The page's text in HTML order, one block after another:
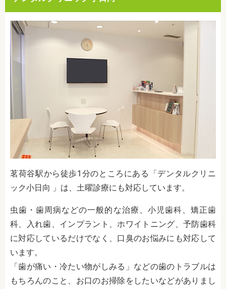
茗荷谷駅から徒歩1分のところにある「デンタルクリニ
ック小日向 」は、土曜診療にも対応しています。
虫歯・歯周病などの一般的な治療、小児歯科、矯正歯
科、入れ歯、インプラント、ホワイトニング、予防歯科
に対応しているだけでなく、口臭のお悩みにも対応して
います。
「歯が痛い・冷たい物がしみる」などの歯のトラブルは
もちろんのこと、お口のお掃除をしたいなどがありまし